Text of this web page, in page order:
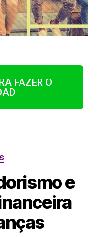
FAZER O
e